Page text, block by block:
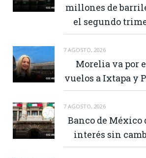
millones de
el segundo
7 AGOSTO, 2026
Morelia va por
vuelos a Ixtapa y
7 AGOSTO, 2026
Banco de México
interés sin